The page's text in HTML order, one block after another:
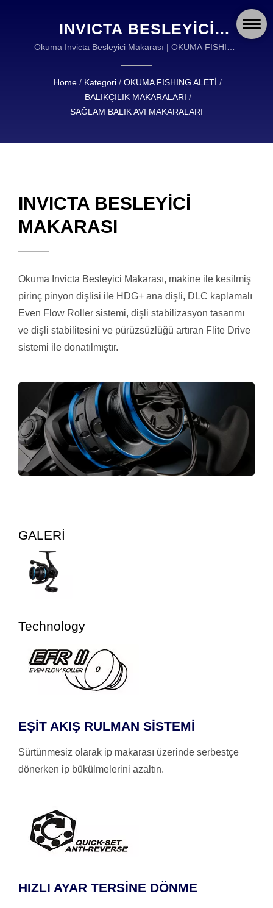
INVICTA BESLEYİCİ
MAKARASI | OKUMA
FISHING: DÜNYA
ÇAPINDA BALIKÇILAR
İÇIN DAYANIKLI VE
Okuma Invicta Besleyici Makarası | OKUMA FISHING
TASARIMI VE ÜRETİMİNDE DÜNYA ÇAPINDA BİR
Home / Kategori / OKUMA FISHING ALETİ /
BALIKÇILIK MAKARALARI /
SAĞLAM BALIK AVI MAKARALARI
INVICTA BESLEYİCİ
MAKARASI
Okuma Invicta Besleyici Makarası, makine ile kesilmiş
pirinç pinyon dişlisi ile HDG+ ana dişli, DLC kaplamalı
Even Flow Roller sistemi, dişli stabilizasyon tasarımı
ve dişli stabilitesini ve pürüzsüzlüğü artıran Flite Drive
sistemi ile donatılmıştır.
GALERİ
Technology
EŞİT AKIŞ RULMAN SİSTEMİ
Sürtünmesiz olarak ip makarası üzerinde serbestçe
dönerken ip bükülmelerini azaltın.
HIZLI AYAR TERSİNE DÖNME